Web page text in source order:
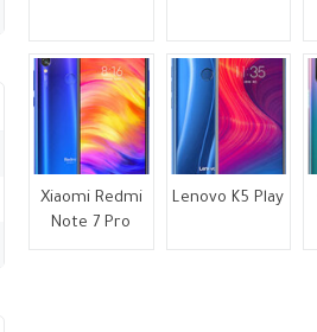
Xiaomi Redmi
Note 7 Pro
Lenovo K5 Play